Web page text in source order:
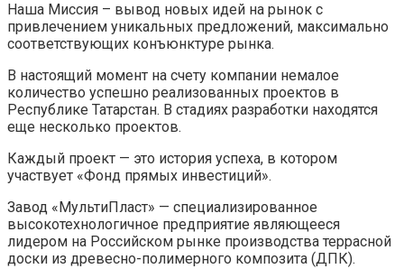
Наша Миссия – вывод новых идей на рынок с
привлечением уникальных предложений, максимально
соответствующих конъюнктуре рынка.
В настоящий момент на счету компании немалое
количество успешно реализованных проектов в
Республике Татарстан. В стадиях разработки находятся
еще несколько проектов.
Каждый проект — это история успеха, в котором
участвует «Фонд прямых инвестиций».
Завод «МультиПласт» — специализированное
высокотехнологичное предприятие являющееся
лидером на Российском рынке производства террасной
доски из древесно-полимерного композита (ДПК).